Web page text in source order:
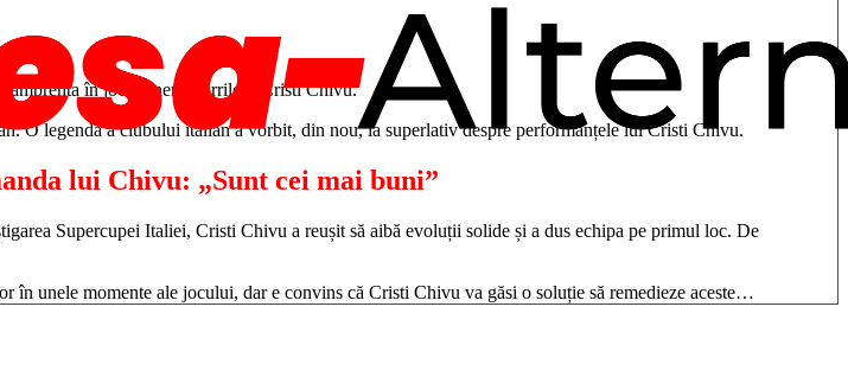
amprenta în jocul „nerazzurrilor” Cristi Chivu.
O legendă a clubului italian a vorbit, din nou, la superlativ despre performanțele lui Cristi Chivu.
lui Chivu: „Sunt cei mai buni”
Supercupei Italiei, Cristi Chivu a reușit să aibă evoluții solide și a dus echipa pe primul loc. De
unele momente ale jocului, dar e convins că Cristi Chivu va găsi o soluție să remedieze aceste…